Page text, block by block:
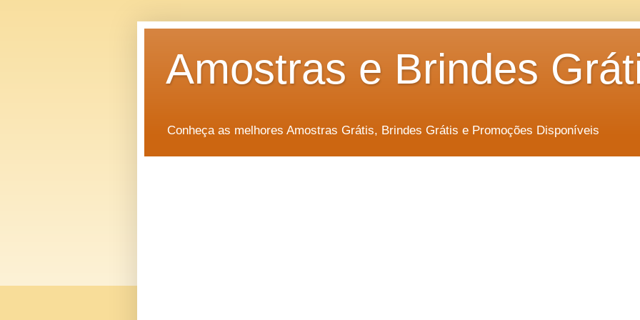
Amostras e Brindes
Conheça as melhores Amostras Grátis, Brindes Grátis e Promoções Disponíveis